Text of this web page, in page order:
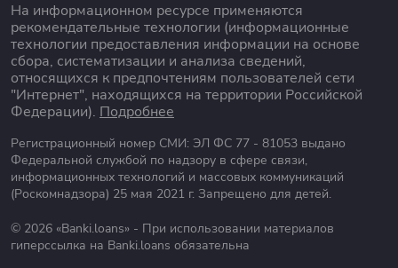
Также существуют другие способы оплаты долгового
обязательства:
Платежный сервис «Золотая корона»;
Салоны сотой связи «Мегафон», «Билайн», «МТС»,
«Связной»;
Терминалы «Форвард Мобайл»;
Терминалы МКБ.
Банковское отделение Сбербанка.
Важно: перед тем как выбрать посредника, через
на счет МФО, необходимо уточнить размер
комиссионных взносов.
На информационном ресурсе применяются
рекомендательные технологии (информационные
технологии предоставления информации на основе
сбора, систематизации и анализа сведений,
относящихся к предпочтениям пользователей сети
"Интернет", находящихся на территории Российской
Федерации). Подробнее
Регистрационный номер СМИ: ЭЛ ФС 77 - 81053 выдано
Федеральной службой по надзору в сфере связи,
информационных технологий и массовых коммуникаций
(Роскомнадзора) 25 мая 2021 г. Запрещено для детей.
© 2026 «Banki.loans» - При использовании материалов
гиперссылка на Banki.loans обязательна